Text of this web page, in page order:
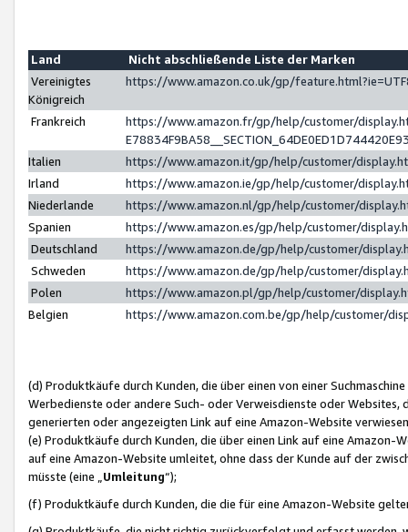
Land
Nicht abschließende Liste der Marken
Vereinigtes
Königreich
https://www.amazon.co.uk/gp/
Frankreich
https://www.amazon.fr/gp/help/customer/
Italien
https://www.amazon.it/gp/help/customer/
Irland
https://www.amazon.ie/gp/help/customer/
Niederlande
https://www.amazon.nl/gp/help/customer/
Spanien
https://www.amazon.es/gp/help/customer/
Deutschland
https://www.amazon.de/gp/help/customer/
Schweden
https://www.amazon.de/gp/help/customer/
Polen
https://www.amazon.pl/gp/help/customer/
Belgien
https://www.amazon.com.be/gp/help/customer/
(d) Produktkäufe durch Kunden, die über einen von einer
Werbedienste oder andere Such- oder Verweisdienste oder Websites,
generierten oder angezeigten Link auf eine Amazon-Website
(e) Produktkäufe durch Kunden, die über einen Link auf eine
auf eine Amazon-Website umleitet, ohne dass der Kunde auf der
müsste (eine „ Umleitung“);
(f) Produktkäufe durch Kunden, die die für eine Amazon-Website